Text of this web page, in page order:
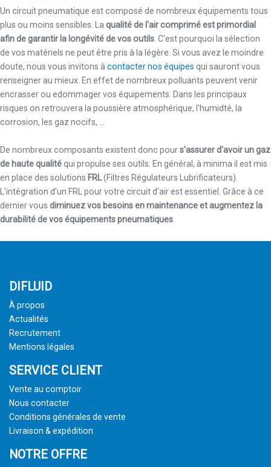
Un circuit pneumatique est composé de nombreux équipements tous
plus ou moins sensibles. La qualité de l'air comprimé est primordial
afin de garantir la longévité de vos outils . C'est pourquoi la sélection
de vos matériels ne peut être pris à la légère. Si vous avez le moindre
doute, nous vous invitons à contacter nos équipes qui sauront vous
renseigner au mieux. En effet de nombreux polluants peuvent venir
encrasser ou edommager vos équipements. Dans les principaux
risques on retrouvera la poussière atmosphérique, l'humidté, la
corrosion, les gaz nocifs, ...
De nombreux composants existent donc pours'assurer d'avoir un gaz
de haute qualitéqui propulse ses outils. En général, à minima il est mis
en place des solutions FRL(Filtres Régulateurs Lubrificateurs).
L'intégration d'un FRL pour votre circuit d'air est essentiel. Grâce à ce
dernier vous diminuez vos besoins en maintenance et augmentez la
durabilité de vos équipements pneumatiques
DIFLUID
À propos
Actualités
Recrutement
Mentions légales
SERVICE CLIENT
Vente au comptoir
Nous contacter
Conditions générales de vente
Livraison & expédition
NOTRE OFFRE